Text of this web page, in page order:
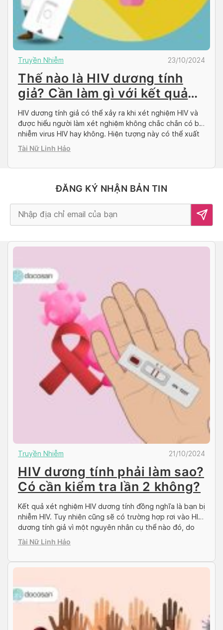
Truyền Nhiễm 23/10/2024
Thế nào là HIV dương tính
giả? Cần làm gì với kết quả
này?
HIV dương tính giả có thể xảy ra khi xét nghiệm HIV và
được hiểu người làm xét nghiệm không chắc chắn có bị
nhiễm virus HIV hay không. Hiện tượng này có thể xuất
phát từ một số nguyên nhân nhưng để đảm bảo độ
Tài Nữ Linh Hảo
ĐĂNG KÝ NHẬN BẢN TIN
Truyền Nhiễm 21/10/2024
HIV dương tính phải làm sao?
Có cần kiểm tra lần 2 không?
Kết quả xét nghiệm HIV dương tính đồng nghĩa là bạn bị
nhiễm HIV. Tuy nhiên cũng sẽ có trường hợp rơi vào HIV
dương tính giả vì một nguyên nhân cụ thể nào đó, do
đó bạn cần kiểm tra lại lần 2 để kiểm chứng độ chính
Tài Nữ Linh Hảo